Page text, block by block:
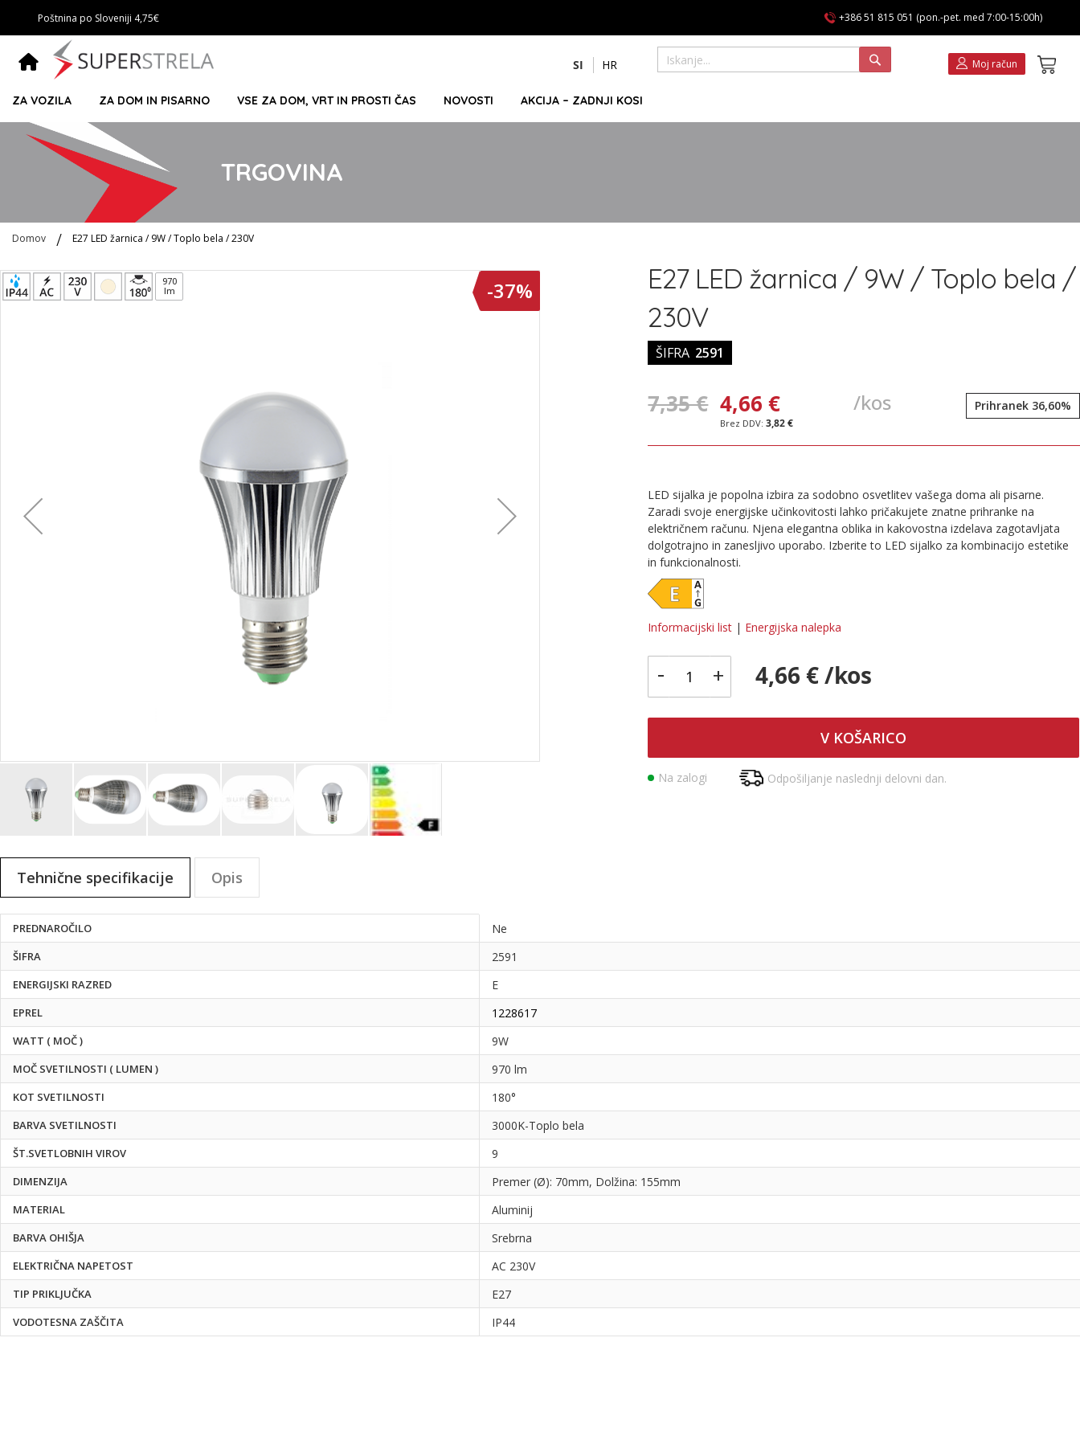
Poštnina po Sloveniji 4,75€ +386 51 815 051 (pon.-pet. med 7:00-15:00h)
na
SI HR Moj račun
ZA VOZILA ZA DOM IN PISARNO VSE ZA DOM, VRT IN PROSTI ČAS NOVOSTI AKCIJA – ZADNJI KOSI
TRGOVINA
Domov E27 LED žarnica / 9W / Toplo bela / 230V
Preskoči
na
970
lm
-37%
na
začetek
E27 LED žarnica / 9W / Toplo bela /
230V
ŠIFRA 2591
7,35 € 4,66 €
3,82 €
Prihranek 36,60%
/kos
LED sijalka je popolna izbira za sodobno osvetlitev vašega doma ali pisarne.
Zaradi svoje energijske učinkovitosti lahko pričakujete znatne prihranke na
električnem računu. Njena elegantna oblika in kakovostna izdelava zagotavljata
dolgotrajno in zanesljivo uporabo. Izberite to LED sijalko za kombinacijo estetike
in funkcionalnosti.
Informacijski list | Energijska nalepka
- + 4,66 € /kos
V KOŠARICO
Na zalogi Odpošiljanje naslednji delovni dan.
Tehnične specifikacije
specifikacije
PREDNAROČILO Ne
ŠIFRA 2591
ENERGIJSKI RAZRED E
EPREL 1228617
WATT ( MOČ ) 9W
MOČ SVETILNOSTI ( LUMEN ) 970 lm
KOT SVETILNOSTI 180°
BARVA SVETILNOSTI 3000K-Toplo bela
ŠT.SVETLOBNIH VIROV 9
DIMENZIJA Premer (Ø): 70mm, Dolžina: 155mm
MATERIAL Aluminij
BARVA OHIŠJA Srebrna
ELEKTRIČNA NAPETOST AC 230V
TIP PRIKLJUČKA E27
VODOTESNA ZAŠČITA IP44
Opis